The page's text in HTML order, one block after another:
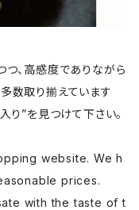
、高感度でありながら
数取り揃えています
り”を見つけて下さい。
website. We h
prices.
with the taste of t